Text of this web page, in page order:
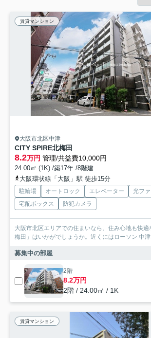
賃貸マンション
大阪市北区中津
CITY SPIRE北梅田
8.2万円 管理/共益費10,000円
24.00㎡ (1K) /築17年 /8階建
大阪環状線「大阪」駅 徒歩15分
駐輪場 オートロック エレベーター
光フ
宅配ボックス
防犯カメラ
大阪市北区エリアでの住まいなら、住み心地も快
梅田」はいかがでしょうか。近くにはローソン 中
募集中の部屋
2階
8.2万円
2階 / 24.00㎡ / 1K
賃貸マンション